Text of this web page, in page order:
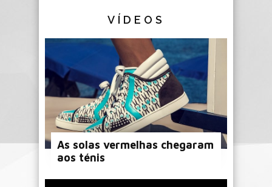
VÍDEOS
As solas vermelhas chegaram
aos ténis